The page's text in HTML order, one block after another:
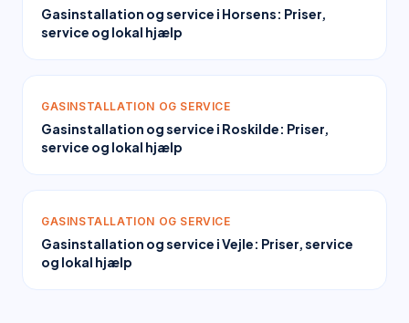
Gasinstallation og service i Horsens: Priser,
service og lokal hjælp
GASINSTALLATION OG SERVICE
Gasinstallation og service i Roskilde: Priser,
service og lokal hjælp
GASINSTALLATION OG SERVICE
Gasinstallation og service i Vejle: Priser, service
og lokal hjælp